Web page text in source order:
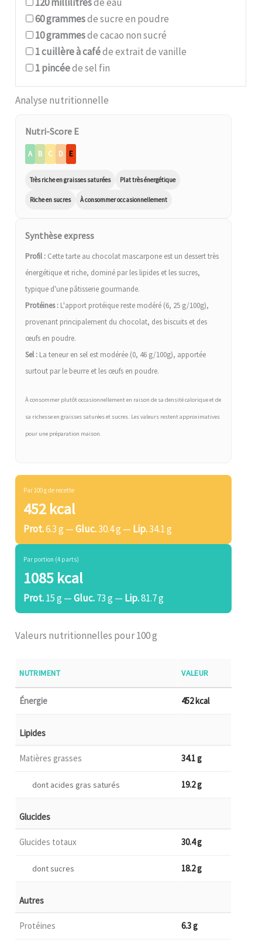
60grammesde sucre en poudre
10grammesde cacao non sucré
1cuillère à caféde extrait de vanille
1pincéede sel fin
Analyse nutritionnelle
Nutri-Score E
A B C D E
Très riche en graisses saturées Plat très énergétique
Riche en sucres À consommer occasionnellement
Synthèse express
Profil : Cette tarte au chocolat mascarpone est un dessert très
énergétique et riche, dominé par les lipides et les sucres,
typique d'une pâtisserie gourmande.
Protéines : L'apport protéique reste modéré (6, 25 g/100g),
provenant principalement du chocolat, des biscuits et des
œufs en poudre.
Sel : La teneur en sel est modérée (0, 46 g/100g), apportée
surtout par le beurre et les œufs en poudre.
À consommer plutôt occasionnellement en raison de sa densité calorique et de
sa richesse en graisses saturées et sucres. Les valeurs restent approximatives
pour une préparation maison.
Par 100 g de recette
452 kcal
Prot.6.3 g —Gluc.30.4 g — Lip.34.1 g
Par portion (4 parts)
1085 kcal
Prot.15 g —Gluc.73 g — Lip.81.7 g
Valeurs nutritionnelles pour 100 g
NUTRIMENT VALEUR
Énergie 452 kcal
Lipides
Matières grasses 34.1 g
dont acides gras saturés 19.2 g
Glucides
Glucides totaux 30.4 g
dont sucres 18.2 g
Autres
Protéines 6.3 g